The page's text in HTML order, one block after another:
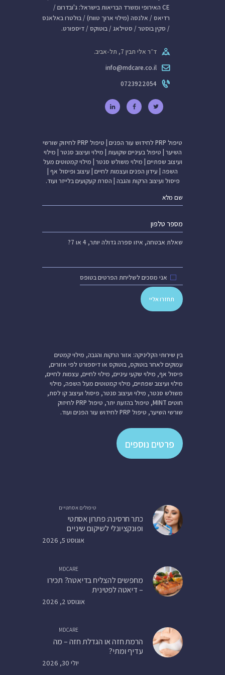
CE האירופי ומשרד הבריאות בישראל: ג'ובדרום /
רדיאס / אלנסה (מילוי ארוך טווח) / בולטרו באלאנס
/ סקין בוסטר / סטילאג / בוטוקס / דיספורט.
ד״ר אלי תבין 7, תל-אביב.
info@mdcare.co.il
0723922054
טיפול PRP לחידוש עור הפנים
טיפול PRP לחיזוק שורשי
השיער טיפול בעיניים שקועות מילוי ועיצוב סנטר מילוי
ועיצוב שפתיים מילוי משולש סנטר מילוי קמטוטים מעל
השפה עידון הפנים ועצמות לחיים עיצוב ופיסול אף
פיסול ועיצוב הרקות והגבה הסרת קעקועים בלייזר ועוד.
שאלת אבטחה, איזו ספרה גדולה יותר, 4 או 7?
אני מסכים לשליחת הפרטים בטופס
בין שירותי הקליניקה: אזור הרקות והגבה, מילוי קמטים
עמוקים לאחר בוטוקס, בוטוקס או דיספורט לפי אזורים,
פיסול אף, מילוי שקעי עיניים, מילוי לחיים, עצמות לחיים,
מילוי ועיצוב שפתיים, מילוי קמטוטים מעל השפה, מילוי
משולש סנטר, מילוי ועיצוב סנטר, פיסול ועיצוב קו לסת,
חוטים MINT, טיפול בהזעת יתר, טיפול PRP לחיזוק
שורשי השיער, טיפול PRP לחידוש עור הפנים ועוד.
פרטים נוספים
טיפולים אסתטיים
כתר חרסינה: פתרון אסתטי
ופונקציונלי לשיקום שיניים
אוגוסט 5, 2026
MDCARE
מחפשים להצליח בדיאטה? תכירו
– דיאטה לפטינית
אוגוסט 2, 2026
MDCARE
הרמת חזה או הגדלת חזה – מה
עדיף ומתי?
יולי 30, 2026